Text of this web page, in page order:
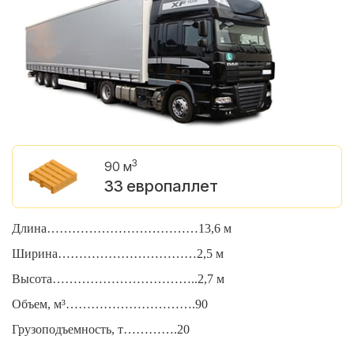
90 м3
33 европаллет
Длина………………………………13,6 м
Ширина……………………………2,5 м
Высота……………………………..2,7 м
Объем, м³………………………….90
Грузоподъемность, т………….20